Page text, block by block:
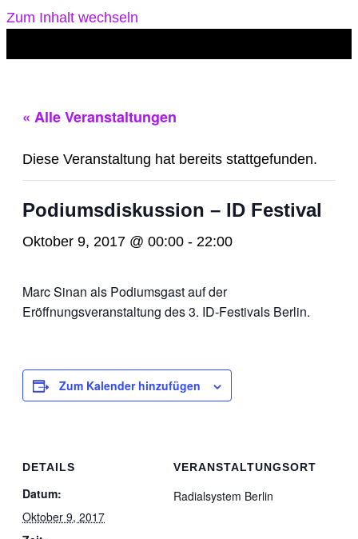
Zum Inhalt wechseln
« Alle Veranstaltungen
Diese Veranstaltung hat bereits stattgefunden.
Podiumsdiskussion – ID Festival
Oktober 9, 2017 @ 00:00 - 22:00
Marc Sinan als Podiumsgast auf der
Eröffnungsveranstaltung des 3. ID-Festivals Berlin.
Zum Kalender hinzufügen
DETAILS
Datum:
Oktober 9, 2017
VERANSTALTUNGSORT
Radialsystem Berlin